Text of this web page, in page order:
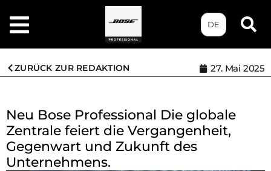
DE
ZURÜCK ZUR REDAKTION 27. Mai 2025
Neu Bose Professional Die globale
Zentrale feiert die Vergangenheit,
Gegenwart und Zukunft des
Unternehmens.